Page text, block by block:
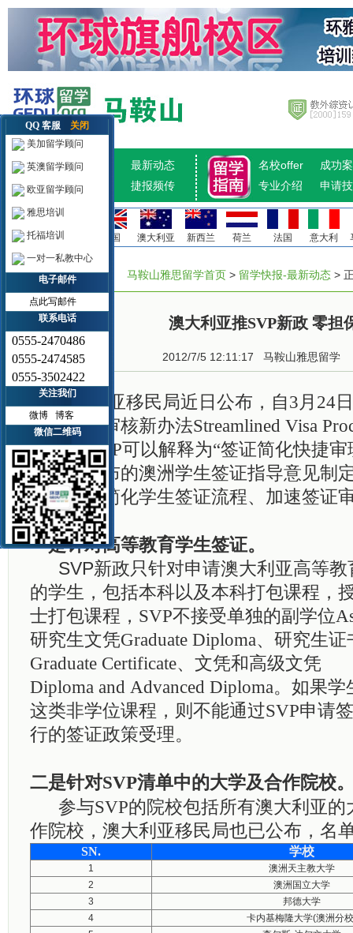
招生计划
最新动态
热点推荐
捷报频传
名校offer
成功
专业介绍
申请
美国 加拿大 英国 澳大利亚 新西兰 荷兰 法国 意大利
马鞍山雅思留学首页 > 留学快报-最新动态 >
澳大利亚推SVP新政 零担
2012/7/5 12:11:17 马鞍山雅思留学
澳大利亚移民局近日公布，自 3 月 24
生签证的审核新办法Streamlined Visa
SVP)。SVP可以解释为“签证简化快捷
下半年发布的澳洲学生签证指导意见制
策，旨在简化学生签证流程、加速签证
一是针对高等教育学生签证。
SVP新政只针对申请澳大利亚高等教
的学生，包括本科以及本科打包课程，
士打包课程， SVP不接受单独的副学位
研究生文凭Graduate Diploma、研究生证
Graduate Certificate、文凭和高级文凭
Diploma and Advanced Diploma。如果学
这类非学位课程，则不能通过SVP申请
行的签证政策受理。
二是针对SVP清单中的大学及合作院校
参与SVP的院校包括所有澳大利亚的
作院校，澳大利亚移民局也已公布，名
SN. 学校
1
澳洲天主教大学
2
澳洲国立大学
3
邦德大学
4
卡内基梅隆大学(澳洲分
QQ 客服
关闭
美加留学顾问
英澳留学顾问
欧亚留学顾问
雅思培训
托福培训
一对一私教中心
电子邮件
点此写邮件
联系电话
0555-2470486
0555-2474585
0555-3502422
关注我们
微博
博客
微信二维码